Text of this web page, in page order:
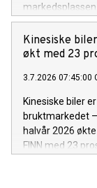
bruktbilmarked i
Kinesiske
økt med 23
3.7.2026 07:45:00
Kinesiske biler
bruktmarkedet
halvår 2026
FINN med 23